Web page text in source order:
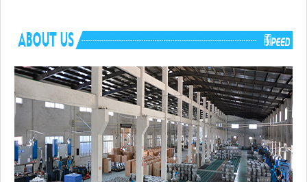
enrollable, tubo de drenaje, tabla de cortar